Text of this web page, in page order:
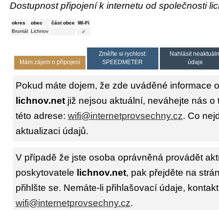
Dostupnost připojení k internetu od společnosti
okres obec část obce Wi-Fi
Bruntál Lichnov ✓
Mám zájem o připojení
Změřte si rychlost:
SPEEDMETER
Nahlásit
údaje
Pokud máte dojem, že zde uváděné informace
lichnov.netjiž nejsou aktuální, neváhejte nás o
této adrese: wifi@internetprovsechny.cz. Co
aktualizaci údajů.
V případě že jste osoba oprávněná provádět
poskytovatele lichnov.net, pak přejděte na
přihlšte se. Nemáte-li přihlašovací údaje,
wifi@internetprovsechny.cz.